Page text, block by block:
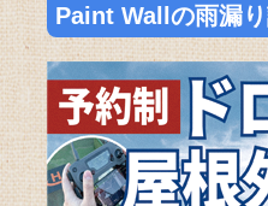
Paint Wallの雨漏